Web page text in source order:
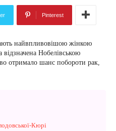
Pinterest
найвпливовішою жінкою
відзначена Нобелівською
отримало шанс побороти рак,
Кюрі